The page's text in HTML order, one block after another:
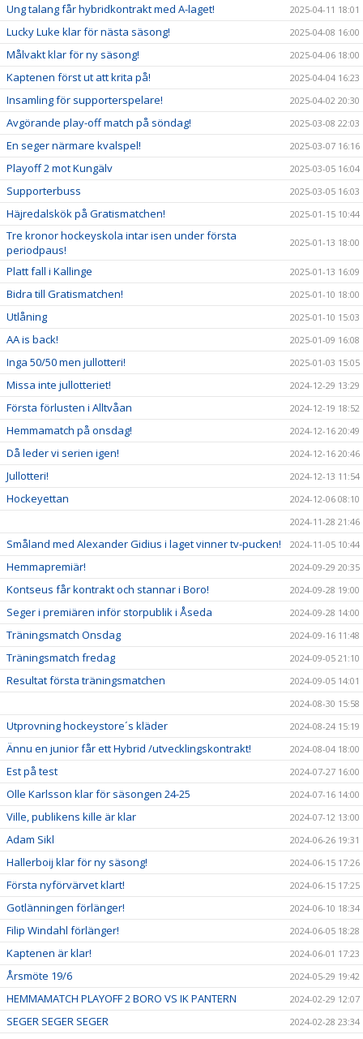
Ung talang får hybridkontrakt med A-laget! 2025-04-11 18:01
Lucky Luke klar för nästa säsong! 2025-04-08 16:00
Målvakt klar för ny säsong! 2025-04-06 18:00
Kaptenen först ut att krita på! 2025-04-04 16:23
Insamling för supporterspelare! 2025-04-02 20:30
Avgörande play-off match på söndag! 2025-03-08 22:03
En seger närmare kvalspel! 2025-03-07 16:16
Playoff 2 mot Kungälv 2025-03-05 16:04
Supporterbuss 2025-03-05 16:03
Häjredalskök på Gratismatchen! 2025-01-15 10:44
Tre kronor hockeyskola intar isen under första
periodpaus!
2025-01-13 18:00
Platt fall i Kallinge 2025-01-13 16:09
Bidra till Gratismatchen! 2025-01-10 18:00
Utlåning 2025-01-10 15:03
AA is back! 2025-01-09 16:08
Inga 50/50 men jullotteri! 2025-01-03 15:05
Missa inte jullotteriet! 2024-12-29 13:29
Första förlusten i Alltvåan 2024-12-19 18:52
Hemmamatch på onsdag! 2024-12-16 20:49
Då leder vi serien igen! 2024-12-16 20:46
Jullotteri! 2024-12-13 11:54
Hockeyettan
2024-12-06 08:10
2024-11-28 21:46
Småland med Alexander Gidius i laget vinner tv-pucken! 2024-11-05 10:44
Hemmapremiär! 2024-09-29 20:35
Kontseus får kontrakt och stannar i Boro! 2024-09-28 19:00
Seger i premiären inför storpublik i Åseda 2024-09-28 14:00
Träningsmatch Onsdag 2024-09-16 11:48
Träningsmatch fredag 2024-09-05 21:10
Resultat första träningsmatchen
2024-09-05 14:01
2024-08-30 15:58
Utprovning hockeystore´s kläder 2024-08-24 15:19
Ännu en junior får ett Hybrid /utvecklingskontrakt! 2024-08-04 18:00
Est på test 2024-07-27 16:00
Olle Karlsson klar för säsongen 24-25 2024-07-16 14:00
Ville, publikens kille är klar 2024-07-12 13:00
Adam Sikl 2024-06-26 19:31
Hallerboij klar för ny säsong! 2024-06-15 17:26
Första nyförvärvet klart! 2024-06-15 17:25
Gotlänningen förlänger! 2024-06-10 18:34
Filip Windahl förlänger! 2024-06-05 18:28
Kaptenen är klar! 2024-06-01 17:23
Årsmöte 19/6 2024-05-29 19:42
HEMMAMATCH PLAYOFF 2 BORO VS IK PANTERN 2024-02-29 12:07
SEGER SEGER SEGER 2024-02-28 23:34